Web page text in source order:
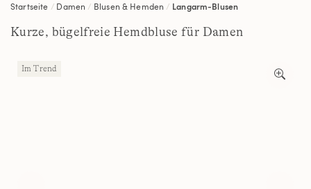
Startseite Damen Blusen & Hemden Langarm-Blusen
Kurze, bügelfreie Hemdbluse für Damen